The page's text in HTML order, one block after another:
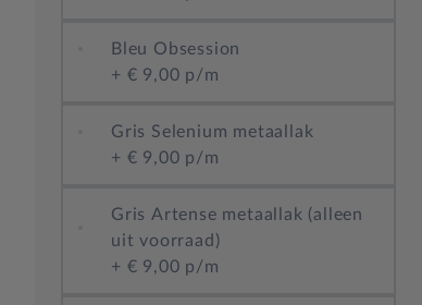
Bleu Obsession
+
€ 9,00 p/m
Gris Selenium metaallak
+
€ 9,00 p/m
Gris Artense metaallak (alleen
uit voorraad)
+
€ 9,00 p/m